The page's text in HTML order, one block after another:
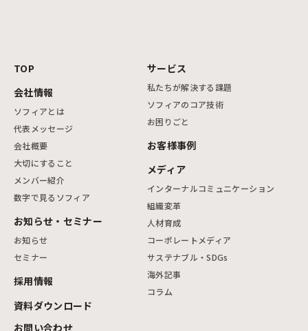
TOP
会社情報
ソフィアとは
代表メッセージ
会社概要
大切にすること
メンバー紹介
数字で見るソフィア
お知らせ・セミナー
お知らせ
セミナー
採用情報
サービス
私たちが解決する課題
ソフィアのコア技術
お困りごと
お客様事例
メディア
インターナルコミュニケーション
組織変革
人材育成
コーポレートメディア
サステナブル・SDGs
海外記事
コラム
資料ダウンロード
お問い合わせ